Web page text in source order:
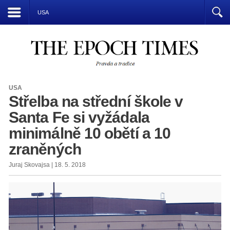
USA
USA
Střelba na střední škole v
Santa Fe si vyžádala
minimálně 10 obětí a 10
zraněných
Juraj Skovajsa | 18. 5. 2018